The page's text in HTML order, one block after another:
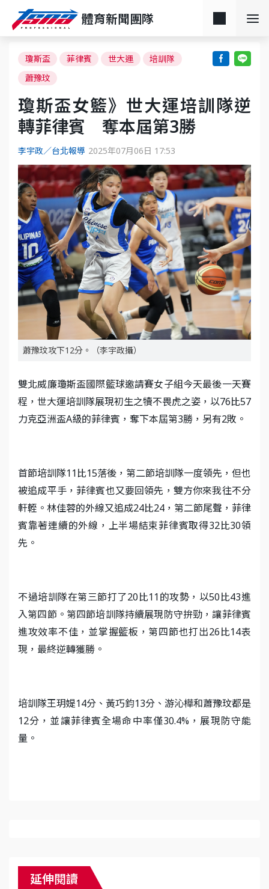
體育新聞團隊
瓊斯盃 菲律賓 世大運
培訓隊
蕭豫玟
瓊斯盃女籃》世大運培訓隊逆
轉菲律賓 奪本屆第3勝
李宇政／台北報導 2025年07月06日 17:53
蕭豫玟攻下12分。（李宇政攝）
雙北威廉瓊斯盃國際籃球邀請賽女子組今天最後一天賽
程，世大運培訓隊展現初生之犢不畏虎之姿，以76比57
力克亞洲盃A級的菲律賓，奪下本屆第3勝，另有2敗。
首節培訓隊11比15落後，第二節培訓隊一度領先，但也
被追成平手，菲律賓也又要回領先，雙方你來我往不分
軒輊。林佳蓉的外線又追成24比24，第二節尾聲，菲律
賓靠著連續的外線，上半場結束菲律賓取得32比30領
先。
不過培訓隊在第三節打了20比11的攻勢，以50比43進
入第四節。第四節培訓隊持續展現防守拚勁，讓菲律賓
進攻效率不佳，並掌握籃板，第四節也打出26比14表
現，最終逆轉獲勝。
培訓隊王玥媞14分、黃巧鈞13分、游沁樺和蕭豫玟都是
12分，並讓菲律賓全場命中率僅30.4%，展現防守能
量。
延伸閱讀